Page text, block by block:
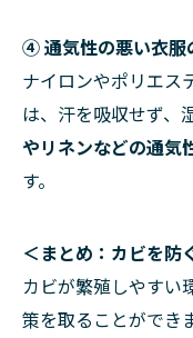
④ 通気性の悪い衣服
ナイロンやポリエス
は、汗を吸収せず、
やリネンなどの通気
す。
＜まとめ：カビを防
カビが繁殖しやすい
策を取ることができ